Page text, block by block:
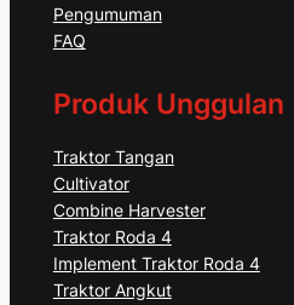
Pengumuman
FAQ
Produk Unggulan
Traktor Tangan
Cultivator
Combine Harvester
Traktor Roda 4
Implement Traktor Roda 4
Traktor Angkut